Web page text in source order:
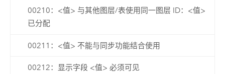
00210：<值> 与其他图层/表使用同一图层 ID：<值>
已分配
00211：<值> 不能与同步功能结合使用
00212：显示字段 <值> 必须可见